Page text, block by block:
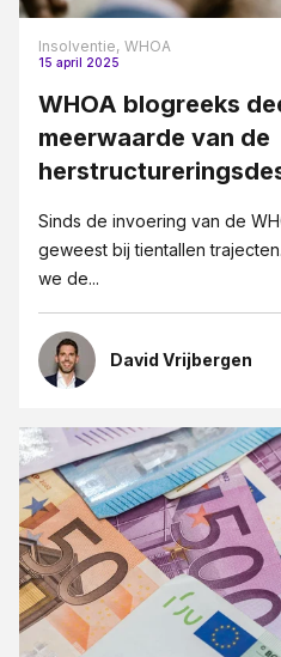
Civiel bouwrecht
Contract en proces
Eigendoms- en merkenrecht
Fusies en overnames
Goede overeenkomsten
Grensoverschrijdendgedrag
Groeipijn blogreeks
ICT-recht
Insolventie
Intellectueel Eigendom, ICT en
Internationaal recht
Jubileum 125 jaar JPR advocaten
Insolventie, WHOA
15 april 2025
WHOA blogreeks
meerwaarde van de
Sinds de invoering van de
geweest bij tientallen
we de...
David Vrijbergen